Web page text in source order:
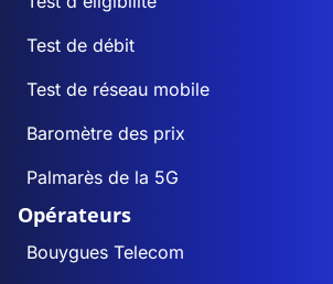
Test de débit
Test de réseau mobile
Baromètre des prix
Palmarès de la 5G
Opérateurs
Bouygues Telecom